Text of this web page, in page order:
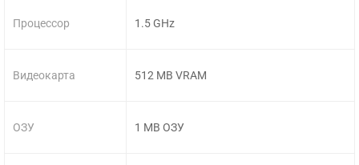
Процессор
Видеокарта
ОЗУ
1.5 GHz
512 MB VRAM
1 MB ОЗУ